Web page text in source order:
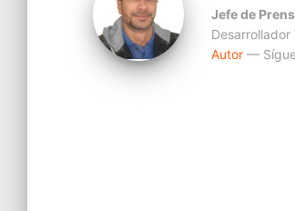
Jefe de
Autor—